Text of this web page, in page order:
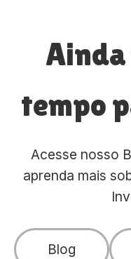
Ainda
tempo
Acesse nosso
aprenda mais
Blog